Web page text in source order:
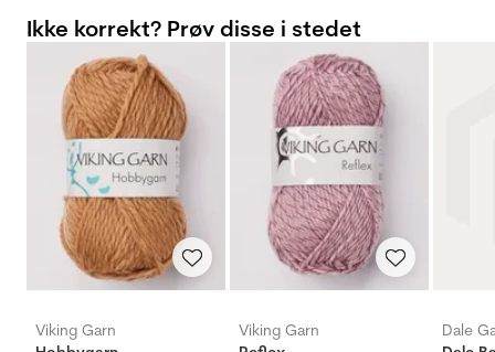
Ikke korrekt? Prøv disse i stedet
Viking Garn
Viking Garn
Dale